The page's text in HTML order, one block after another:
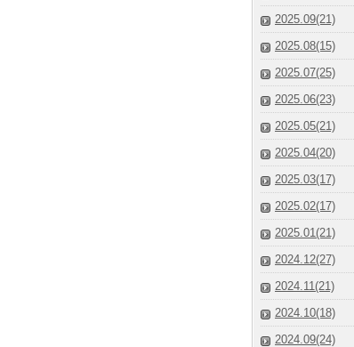
2025.09(21)
2025.08(15)
2025.07(25)
2025.06(23)
2025.05(21)
2025.04(20)
2025.03(17)
2025.02(17)
2025.01(21)
2024.12(27)
2024.11(21)
2024.10(18)
2024.09(24)